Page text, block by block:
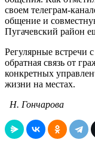
своем телеграм-
общение и
Пугачевский район
Регулярные встречи
обратная связь от
конкретных
жизни на местах.
Н. Гончарова